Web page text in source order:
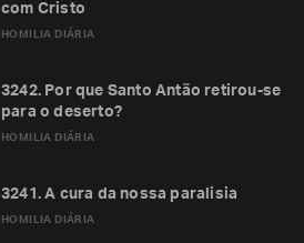
HOMILIA DIÁRIA
com Cristo
HOMILIA DIÁRIA
3242. Por que Santo Antão retirou-se
para o deserto?
HOMILIA DIÁRIA
3241. A cura da nossa paralisia